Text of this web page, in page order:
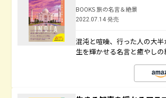
BOOKS 旅の名言＆絶景
2022.07.14 発売
混沌と喧噪、行った人の大
生を輝かせる名言と癒やしの